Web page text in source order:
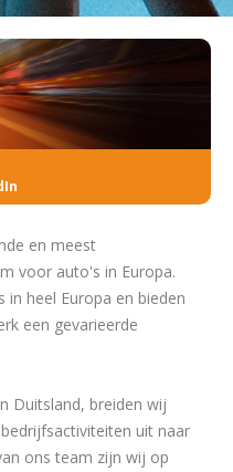
en meest
voor auto's in Europa.
in heel Europa en bieden
een gevarieerde
Duitsland, breiden wij
uit naar
ons team zijn wij op